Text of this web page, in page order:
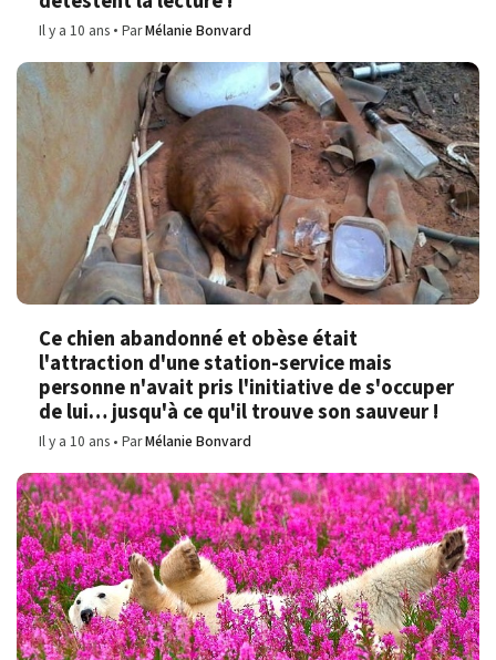
Il y a 10 ans ParMélanie Bonvard
Ce chien abandonné et obèse était
l'attraction d'une station-service mais
personne n'avait pris l'initiative de s'occuper
de lui… jusqu'à ce qu'il trouve son sauveur !
Il y a 10 ans ParMélanie Bonvard